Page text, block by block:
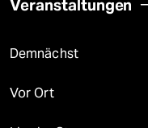
Veranstaltungen
Demnächst
Vor Ort